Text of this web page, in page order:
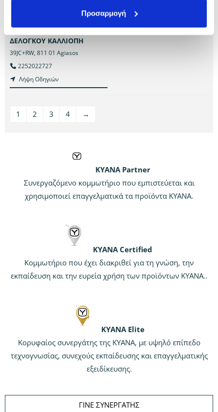
ΠροσαρμογήΛήψη Οδηγιών
ΔΕΛΟΓΚΟΥ ΚΑΛΛΙΟΠΗ
39JC+RW,811 01 Agiasos
2252022727
Λήψη Οδηγιών
1 2 3 4 →
KYANA Partner
Συνεργαζόμενο κομμωτήριο που εμπιστεύεται και
χρησιμοποιεί επαγγελματικά τα προϊόντα KYANA.
KYANA Certified
Κομμωτήριο που έχει διακριθεί για τη γνώση, την
εκπαίδευση και την ευρεία χρήση των προϊόντων KYANA..
KYANA Elite
Κορυφαίος συνεργάτης της KYANA, με υψηλό επίπεδο
τεχνογνωσίας, συνεχούς εκπαίδευσης και επαγγελματικής
εξειδίκευσης.
ΓΙΝΕ ΣΥΝΕΡΓΑΤΗΣ